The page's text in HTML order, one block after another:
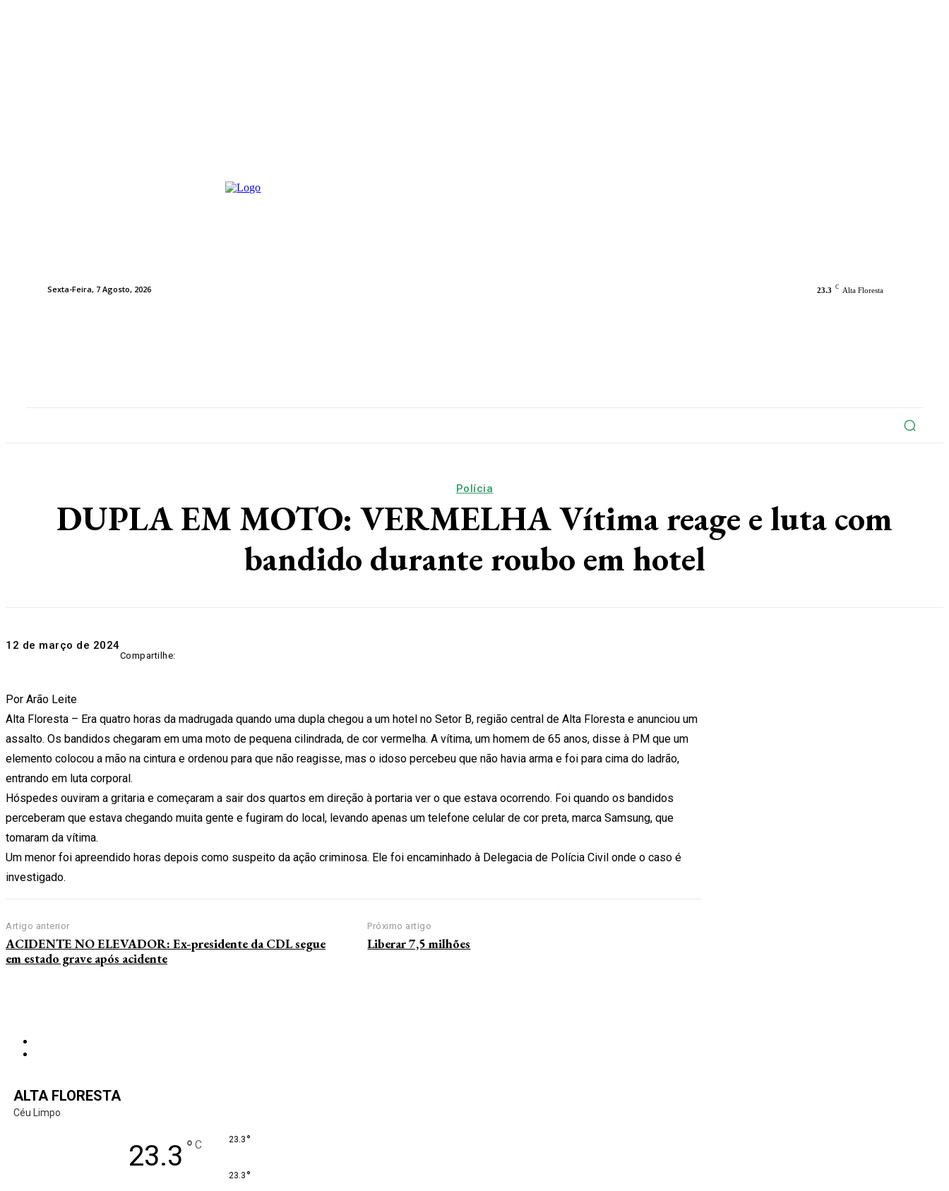
Sexta-Feira, 7 Agosto, 2026 23.3 C Alta Floresta
Polícia
DUPLA EM MOTO: VERMELHA Vítima reage e luta com
bandido durante roubo em hotel
12 de março de 2024
Compartilhe:
Por Arão Leite
Alta Floresta – Era quatro horas da madrugada quando uma dupla chegou a um hotel no Setor B, região central de Alta Floresta e anunciou um
assalto. Os bandidos chegaram em uma moto de pequena cilindrada, de cor vermelha. A vítima, um homem de 65 anos, disse à PM que um
elemento colocou a mão na cintura e ordenou para que não reagisse, mas o idoso percebeu que não havia arma e foi para cima do ladrão,
entrando em luta corporal.
Hóspedes ouviram a gritaria e começaram a sair dos quartos em direção à portaria ver o que estava ocorrendo. Foi quando os bandidos
perceberam que estava chegando muita gente e fugiram do local, levando apenas um telefone celular de cor preta, marca Samsung, que
tomaram da vítima.
Um menor foi apreendido horas depois como suspeito da ação criminosa. Ele foi encaminhado à Delegacia de Polícia Civil onde o caso é
investigado.
Artigo anterior
ACIDENTE NO ELEVADOR: Ex-presidente da CDL segue
em estado grave após acidente
Próximo artigo
Liberar 7,5 milhões
ALTA FLORESTA
Céu Limpo
23.3 ° C 23.3 °
23.3 °